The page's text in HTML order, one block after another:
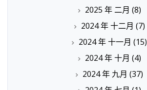
2025 年 二月 (8)
2024 年 十二月 (7)
2024 年 十一月 (15)
2024 年 十月 (4)
2024 年 九月 (37)